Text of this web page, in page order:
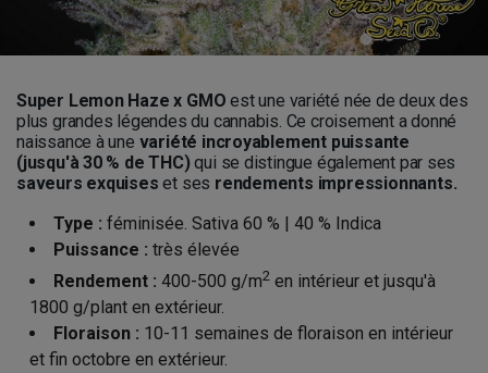
Super Lemon Haze x GMO est une variété née de deux des
plus grandes légendes du cannabis. Ce croisement a donné
naissance à une variété incroyablement puissante
(jusqu'à 30 % de THC)qui se distingue également par ses
saveurs exquises et ses rendements impressionnants.
Type : féminisée. Sativa 60 % | 40 % Indica
Puissance : très élevée
Rendement : 400-500 g/m2 en intérieur et jusqu'à
1800 g/plant en extérieur.
Floraison : 10-11 semaines de floraison en intérieur
et fin octobre en extérieur.